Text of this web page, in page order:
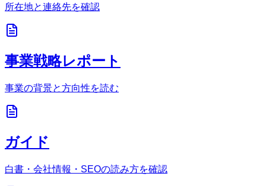
所在地と連絡先を確認
事業戦略レポート
事業の背景と方向性を読む
ガイド
白書・会社情報・SEOの読み方を確認